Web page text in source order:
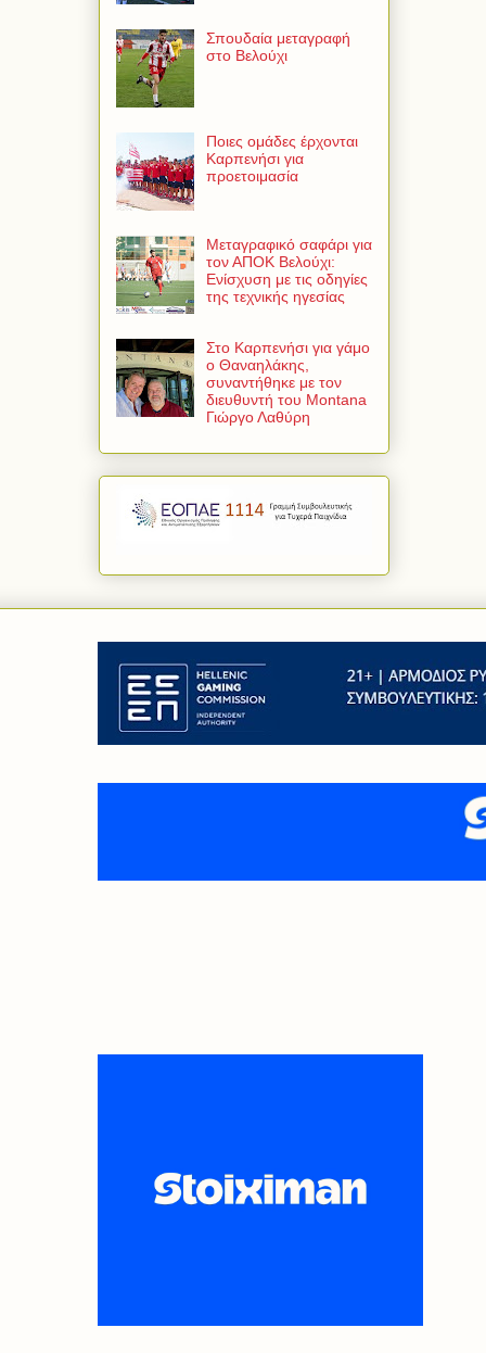
Σπουδαία μεταγραφή
στο Βελούχι
Ποιες ομάδες έρχονται
Καρπενήσι για
προετοιμασία
Μεταγραφικό σαφάρι για
τον ΑΠΟΚ Βελούχι:
Ενίσχυση με τις οδηγίες
της τεχνικής ηγεσίας
Στο Καρπενήσι για γάμο
ο Θαναηλάκης,
συναντήθηκε με τον
διευθυντή του Montana
Γιώργο Λαθύρη